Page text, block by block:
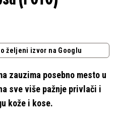
željeni izvor na Googlu
zauzima posebno mesto u
sve više pažnje privlači i
kože i kose.